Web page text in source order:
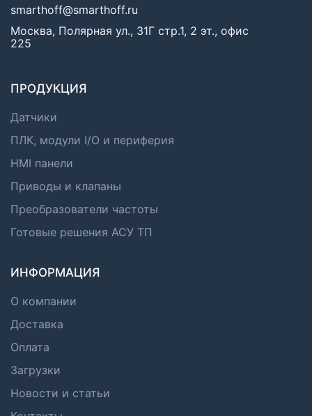
smarthoff@smarthoff.ru
Москва, Полярная ул., 31Г стр.1, 2 эт., офис
225
ПРОДУКЦИЯ
Датчики
ПЛК, модули I/O и периферия
HMI панели
Приводы и клапаны
Преобразователи частоты
Готовые решения АСУ ТП
ИНФОРМАЦИЯ
О компании
Доставка
Оплата
Загрузки
Новости и статьи